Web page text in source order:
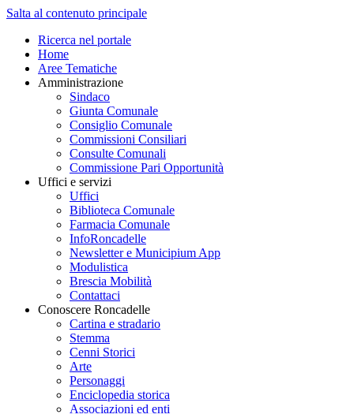
Salta al contenuto principale
Ricerca nel portale
Home
Aree Tematiche
Amministrazione
Sindaco
Giunta Comunale
Consiglio Comunale
Commissioni Consiliari
Consulte Comunali
Commissione Pari Opportunità
Uffici e servizi
Uffici
Biblioteca Comunale
Farmacia Comunale
InfoRoncadelle
Newsletter e Municipium App
Modulistica
Brescia Mobilità
Contattaci
Conoscere Roncadelle
Cartina e stradario
Stemma
Cenni Storici
Arte
Personaggi
Enciclopedia storica
Associazioni ed enti